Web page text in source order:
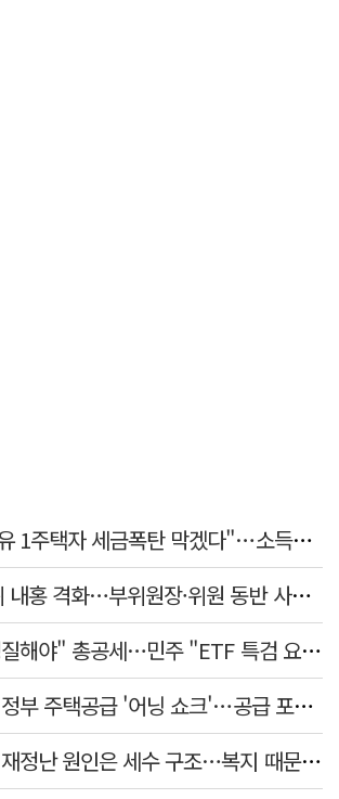
나경원 "장기보유 1주택자 세금폭탄 막겠다"…소득세법 개정안 발의
국민의힘 윤리위 내홍 격화…부위원장·위원 동반 사퇴 선언
국힘 "김용범 경질해야" 총공세…민주 "ETF 특검 요구는 마타도어"
안철수 "이재명 정부 주택공급 '어닝 쇼크'…공급 포기한 대통령"
추미애 "경기도 재정난 원인은 세수 구조…복지 때문 아냐"